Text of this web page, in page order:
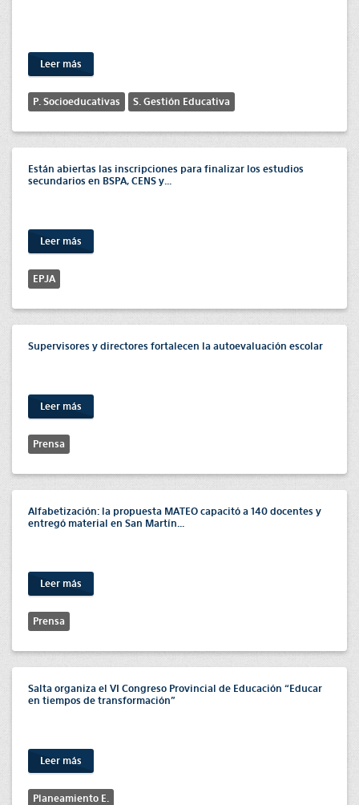
Leer más
P. Socioeducativas S. Gestión Educativa
Están abiertas las inscripciones para finalizar los estudios
secundarios en BSPA, CENS y...
Leer más
EPJA
Supervisores y directores fortalecen la autoevaluación escolar
Leer más
Prensa
Alfabetización: la propuesta MATEO capacitó a 140 docentes y
entregó material en San Martín...
Leer más
Prensa
Salta organiza el VI Congreso Provincial de Educación “Educar
en tiempos de transformación”
Leer más
Planeamiento E.